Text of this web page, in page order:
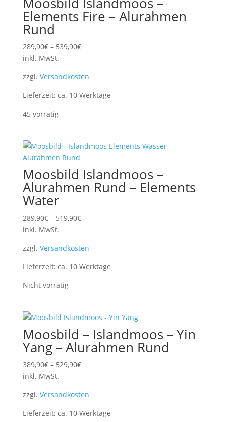
Elements Fire – Alurahmen
Rund
289,90€– 539,90€
inkl. MwSt.
zzgl. Versandkosten
Lieferzeit: ca. 10 Werktage
45 vorrätig
Moosbild Islandmoos –
Alurahmen Rund – Elements
Water
289,90€– 519,90€
inkl. MwSt.
zzgl. Versandkosten
Lieferzeit: ca. 10 Werktage
Nicht vorrätig
Moosbild – Islandmoos – Yin
Yang – Alurahmen Rund
389,90€– 529,90€
inkl. MwSt.
zzgl. Versandkosten
Lieferzeit: ca. 10 Werktage